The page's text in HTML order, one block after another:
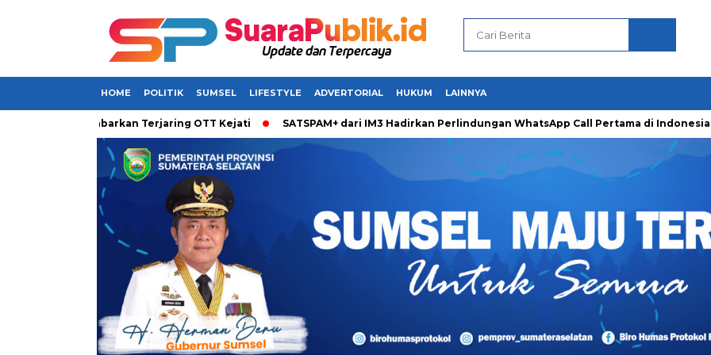
HOME POLITIK SUMSEL LIFESTYLE ADVERTORIAL HUKUM LAINNYA
Dikabarkan Terjaring OTT Kejati SATSPAM+ dari IM3 Hadirkan Perlindungan WhatsApp Call Pertama di Indonesia untuk